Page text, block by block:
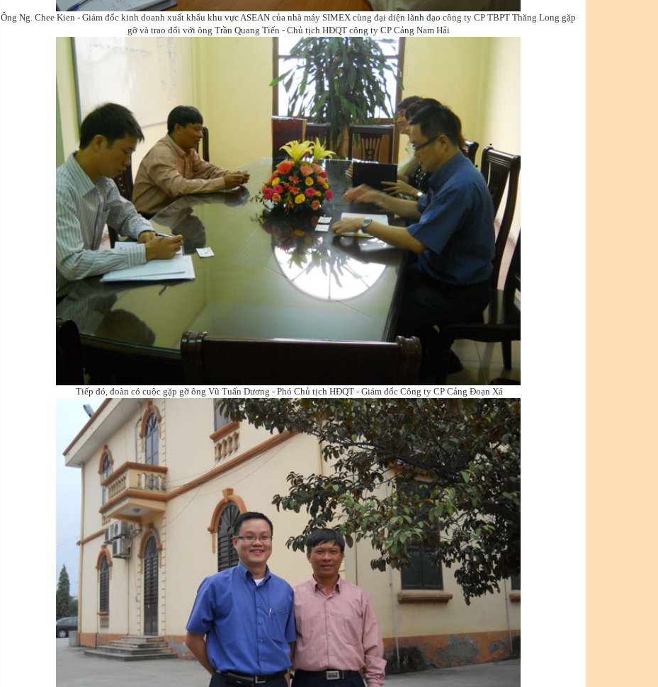
Ông Ng. Chee Kien - Giám đốc kinh doanh xuất khẩu khu vực ASEAN của nhà máy SIMEX cùng đại diện lãnh đạo công ty CP TBPT Thăng Long gặp
gỡ và trao đổi với ông Trần Quang Tiến - Chủ tịch HĐQT công ty CP Cảng Nam Hải
Tiếp đó, đoàn có cuộc gặp gỡ ông Vũ Tuấn Dương - Phó Chủ tịch HĐQT - Giám đốc Công ty CP Cảng Đoạn Xá